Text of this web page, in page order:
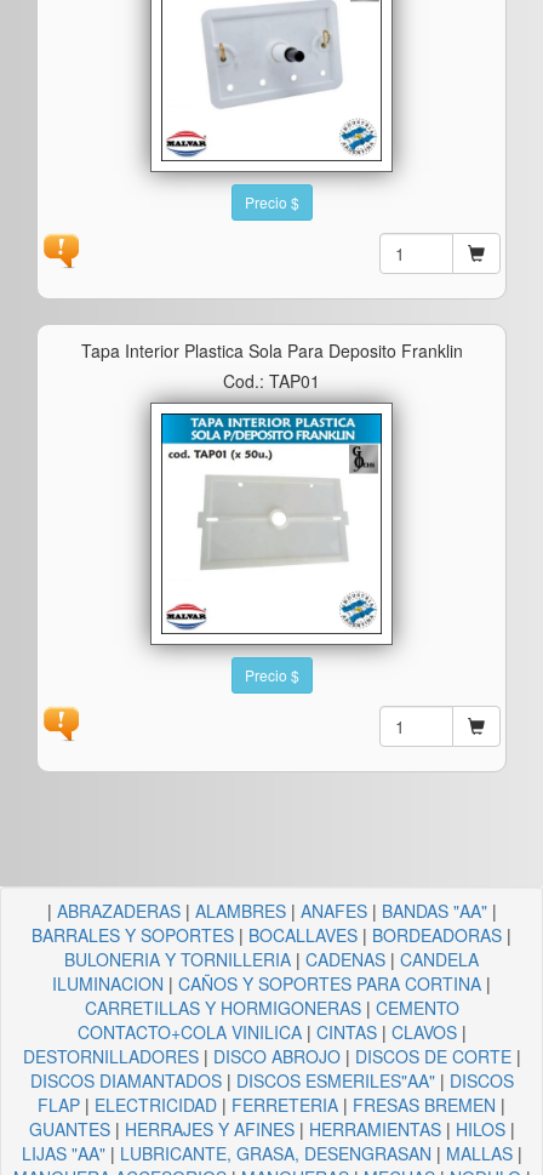
Precio $
Tapa Interior Plastica Sola Para Deposito Franklin
Cod.: TAP01
Precio $
| ABRAZADERAS| ALAMBRES| ANAFES| BANDAS "AA"|
BARRALES Y SOPORTES | BOCALLAVES | BORDEADORAS |
BULONERIA Y TORNILLERIA | CADENAS | CANDELA
ILUMINACION | CAÑOS Y SOPORTES PARA CORTINA |
CARRETILLAS Y HORMIGONERAS| CEMENTO
CONTACTO+COLA VINILICA| CINTAS| CLAVOS|
DESTORNILLADORES| DISCO ABROJO| DISCOS DE CORTE|
DISCOS DIAMANTADOS| DISCOS ESMERILES"AA"| DISCOS
FLAP | ELECTRICIDAD | FERRETERIA | FRESAS BREMEN |
GUANTES| HERRAJES Y AFINES| HERRAMIENTAS| HILOS|
LIJAS "AA"| LUBRICANTE, GRASA, DESENGRASAN | MALLAS|